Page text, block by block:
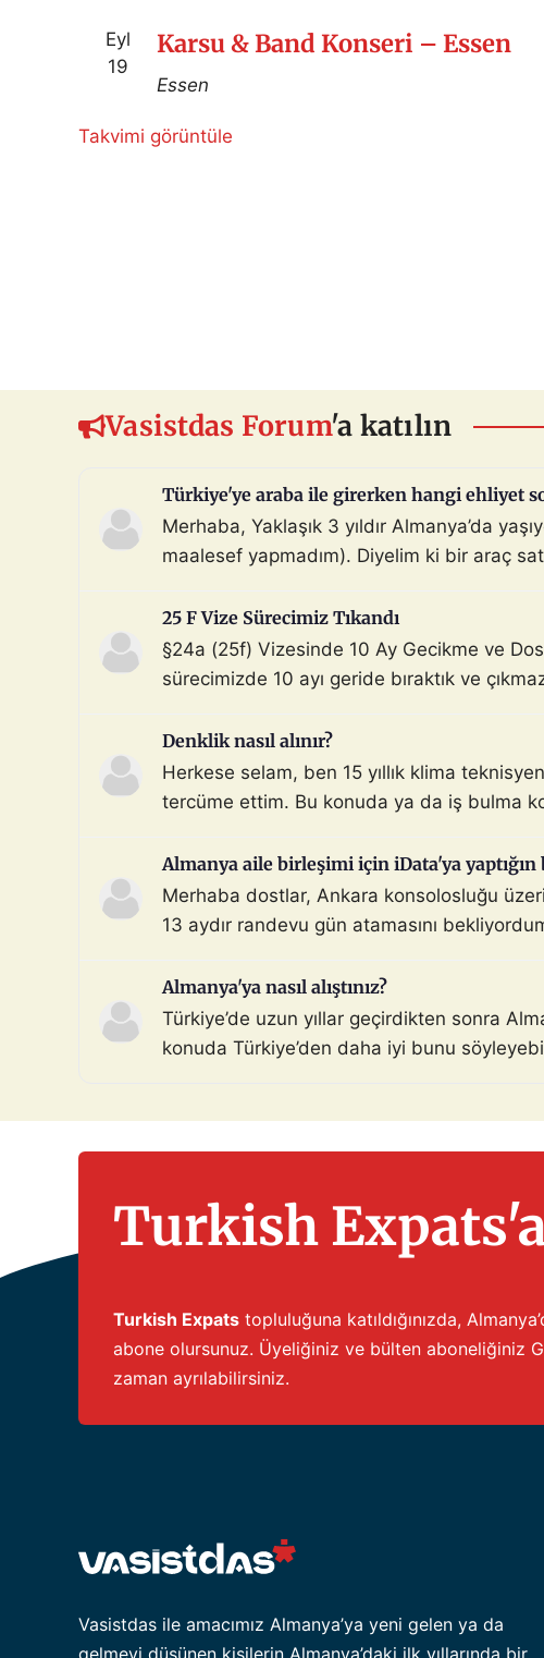
Eyl
19
Karsu & Band Konseri – Essen
Essen
Takvimi görüntüle
Vasistdas Forum'a katılın
Türkiye'ye araba ile girerken hangi ehliyet
Merhaba, Yaklaşık 3 yıldır Almanya’da
maalesef yapmadım). Diyelim ki bir araç
25 F Vize Sürecimiz Tıkandı
§24a (25f) Vizesinde 10 Ay Gecikme ve
sürecimizde 10 ayı geride bıraktık ve
Denklik nasıl alınır?
Herkese selam, ben 15 yıllık klima
tercüme ettim. Bu konuda ya da iş bulma
Almanya aile birleşimi için iData'ya
Merhaba dostlar, Ankara konsolosluğu
13 aydır randevu gün atamasını
Almanya'ya nasıl alıştınız?
Türkiye’de uzun yıllar geçirdikten sonra
konuda Türkiye’den daha iyi bunu
Turkish
Turkish Expats topluluğuna katıldığınızda,
abone olursunuz. Üyeliğiniz ve bülten aboneliğiniz
zaman ayrılabilirsiniz.
Vasistdas ile amacımız Almanya’ya yeni gelen ya da